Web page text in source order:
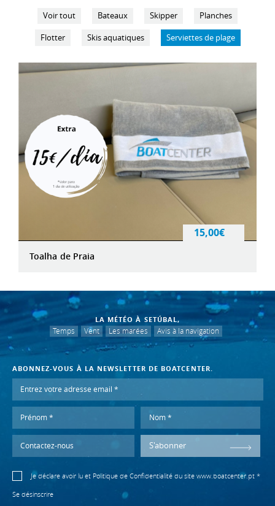
Voir tout Bateaux Skipper Planches
Flotter Skis aquatiques Serviettes de plage
Toalha de Praia
15,00€
LA MÉTÉO À SETÚBAL,
Temps
Vent Les marées Avis à la navigation
ABONNEZ-VOUS À LA NEWSLETTER DE BOATCENTER.
S'abonner
Je déclare avoir lu et Politique de Confidentialitédu site www.boatcenter.pt *
Se désinscrire